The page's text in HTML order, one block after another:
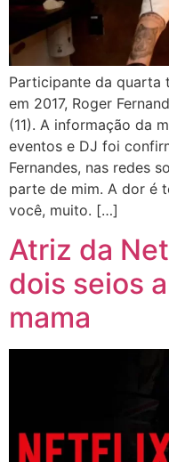
Participante da quarta
em 2017, Roger
(11). A informação da
eventos e DJ foi
Fernandes, nas redes
parte de mim. A dor é
você, muito. […]
Atriz da
dois seios
mama